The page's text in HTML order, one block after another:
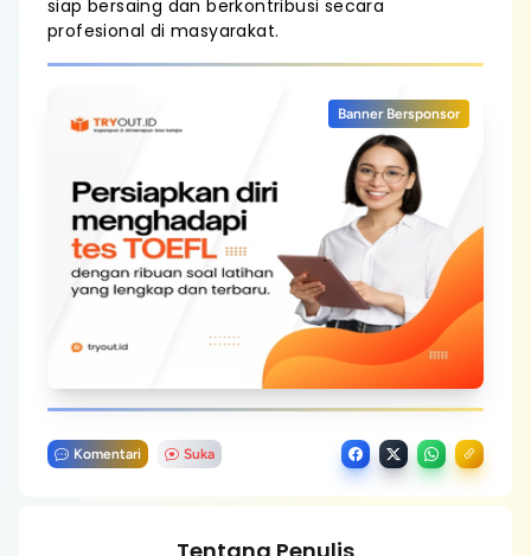
siap bersaing dan berkontribusi secara
profesional di masyarakat.
Banner Bersponsor
Komentari Suka